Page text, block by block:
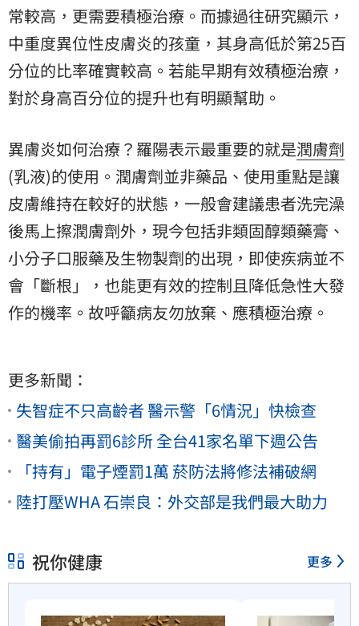
常較高，更需要積極治療。而據過往研究顯示，
中重度異位性皮膚炎的孩童，其身高低於第25百
分位的比率確實較高。若能早期有效積極治療，
對於身高百分位的提升也有明顯幫助。
異膚炎如何治療？羅陽表示最重要的就是潤膚劑
(乳液)的使用。潤膚劑並非藥品、使用重點是讓
皮膚維持在較好的狀態，一般會建議患者洗完澡
後馬上擦潤膚劑外，現今包括非類固醇類藥膏、
小分子口服藥及生物製劑的出現，即使疾病並不
會「斷根」，也能更有效的控制且降低急性大發
作的機率。故呼籲病友勿放棄、應積極治療。
更多新聞：
失智症不只高齡者 醫示警「6情況」快檢查
醫美偷拍再罰6診所 全台41家名單下週公告
「持有」電子煙罰1萬 菸防法將修法補破網
陸打壓WHA 石崇良：外交部是我們最大助力
祝你健康 更多